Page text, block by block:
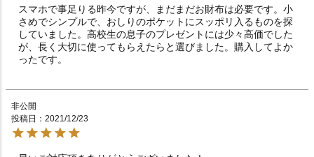
スマホで事足りる昨今ですが、まだまだお財布は必要です。小
さめでシンプルで、おしりのポケットにスッポリ入るものを探
していました。高校生の息子のプレゼントには少々高価でした
が、長く大切に使ってもらえたらと選びました。購入してよか
ったです。
非公開
投稿日
2021/12/23